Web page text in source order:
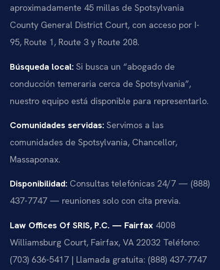
aproximadamente 45 millas de Spotsylvania
County General District Court, con acceso por I-
95, Route 1, Route 3 y Route 208.
Búsqueda local: Si busca un “abogado de
conducción temeraria cerca de Spotsylvania”,
nuestro equipo está disponible para representarlo.
Comunidades servidas: Servimos a las
comunidades de Spotsylvania, Chancellor,
Massaponax.
Disponibilidad: Consultas telefónicas 24/7 — (888)
437-7747 — reuniones solo con cita previa.
Law Offices Of SRIS, P.C. — Fairfax 4008
Williamsburg Court, Fairfax, VA 22032 Teléfono:
(703) 636-5417 | Llamada gratuita: (888) 437-7747